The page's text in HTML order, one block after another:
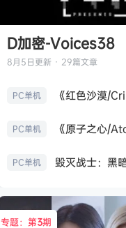
D加密-Voices38
8月5日更新 · 29篇文章
PC单机 《红色沙漠/
PC单机 《原子之心/
PC单机
专题：第3期